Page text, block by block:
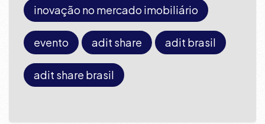
inovação no mercado imobiliário
evento adit share adit brasil
adit share brasil